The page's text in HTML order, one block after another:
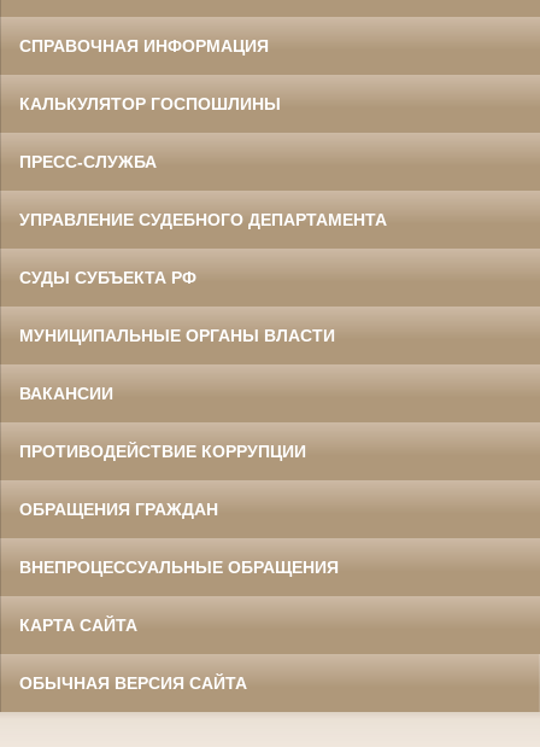
СПРАВОЧНАЯ ИНФОРМАЦИЯ
КАЛЬКУЛЯТОР ГОСПОШЛИНЫ
ПРЕСС-СЛУЖБА
УПРАВЛЕНИЕ СУДЕБНОГО ДЕПАРТАМЕНТА
СУДЫ СУБЪЕКТА РФ
МУНИЦИПАЛЬНЫЕ ОРГАНЫ ВЛАСТИ
ВАКАНСИИ
ПРОТИВОДЕЙСТВИЕ КОРРУПЦИИ
ОБРАЩЕНИЯ ГРАЖДАН
ВНЕПРОЦЕССУАЛЬНЫЕ ОБРАЩЕНИЯ
КАРТА САЙТА
ОБЫЧНАЯ ВЕРСИЯ САЙТА